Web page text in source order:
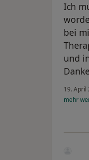
Ich
bei
und
19. April
mehr